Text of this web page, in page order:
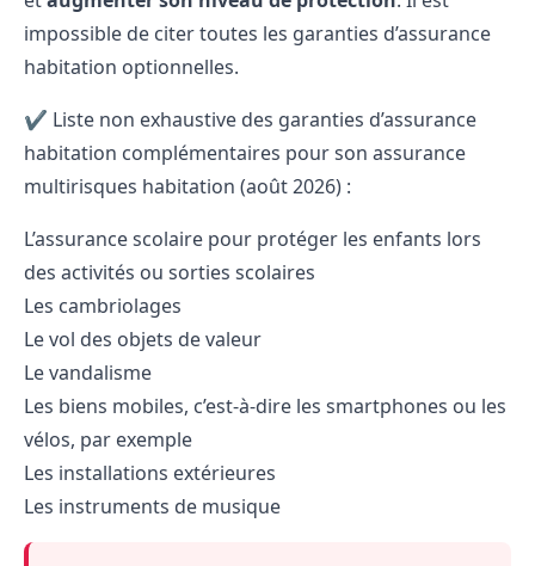
impossible de citer toutes les garanties d’assurance
habitation optionnelles.
✔️ Liste non exhaustive des garanties d’assurance
habitation complémentaires pour son assurance
multirisques habitation (août 2026) :
L’assurance scolaire pour protéger les enfants lors
des activités ou sorties scolaires
Les cambriolages
Le vol des objets de valeur
Levandalisme
Les biens mobiles, c’est-à-dire les smartphones ou les
vélos, par exemple
Les installations extérieures
Les instruments de musique